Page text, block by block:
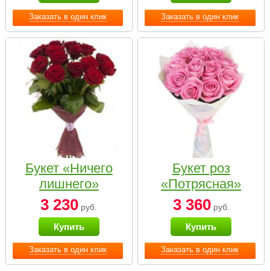
Заказать в один клик Заказать в один клик
Заказать в один клик
Букет «Ничего
лишнего»
3 230 руб.
Купить
Заказать в один клик
Букет роз
«Потрясная»
3 360руб.
Купить